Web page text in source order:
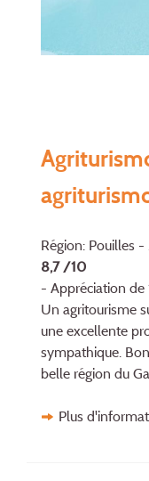
Région: Pouilles
8,7 /10
- Appréciation de
Un agritourisme
une excellente
sympathique.
belle région du
Plus